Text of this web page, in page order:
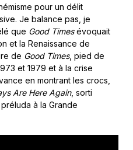
pour un délit
Je balance pas, je
que Good Timesévoquait
et la Renaissance de
de Good Times, pied de
et 1979 et à la crise
en montrant les crocs,
Are Here Again, sorti
à la Grande